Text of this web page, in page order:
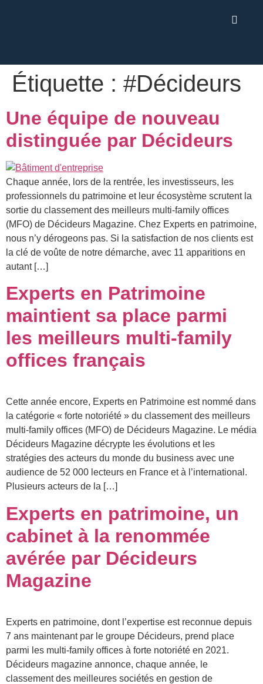
Étiquette : #Décideurs
Une équipe de nouveau
distinguée par Décideurs
Chaque année, lors de la rentrée, les investisseurs, les
professionnels du patrimoine et leur écosystème scrutent la
sortie du classement des meilleurs multi-family offices
(MFO) de Décideurs Magazine. Chez Experts en patrimoine,
nous n’y dérogeons pas. Si la satisfaction de nos clients est
la clé de voûte de notre démarche, avec 11 apparitions en
autant […]
Experts en Patrimoine
maintient sa place parmi
les meilleurs multi-family
offices français
Cette année encore, Experts en Patrimoine est nommé dans
la catégorie « forte notoriété » du classement des meilleurs
multi-family offices (MFO) de Décideurs Magazine. Le média
Décideurs Magazine décrypte les évolutions et les
stratégies des acteurs du monde du business avec une
audience de 52 000 lecteurs en France et à l’international.
Plusieurs acteurs de la […]
Experts en patrimoine, un
cabinet à la renommée
avérée par Décideurs
Magazine
Experts en patrimoine, dont l’expertise est reconnue depuis
7 ans maintenant par le groupe Décideurs, prend place
parmi les multi-family offices à forte notoriété en 2021.
Décideurs magazine annonce, chaque année, le
classement des meilleures sociétés en gestion de